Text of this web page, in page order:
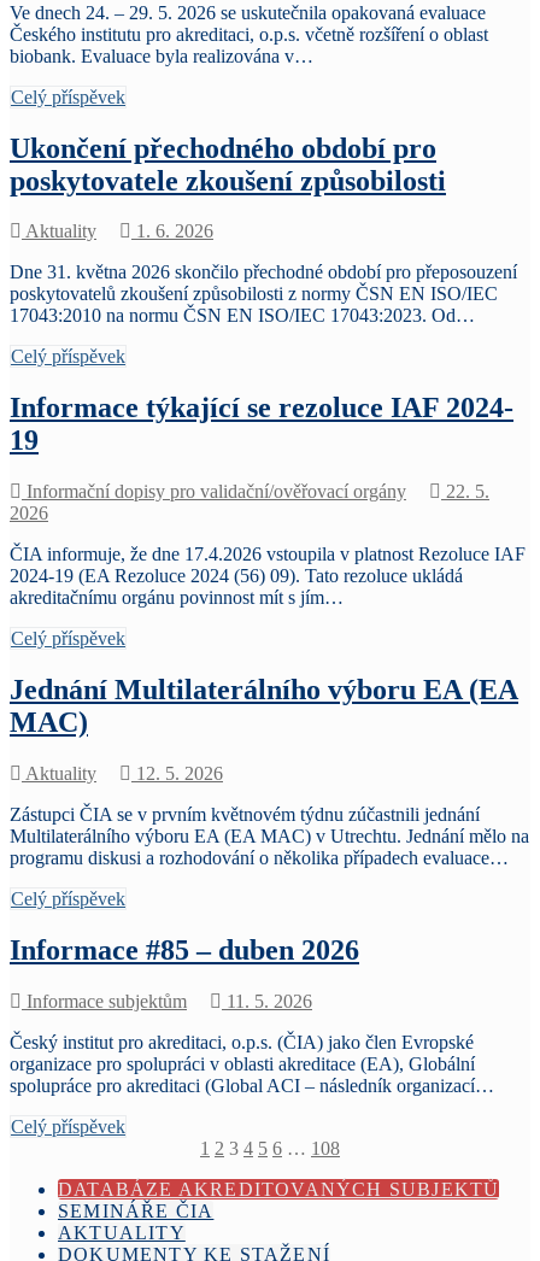
Ve dnech 24. – 29. 5. 2026 se uskutečnila opakovaná evaluace
Českého institutu pro akreditaci, o.p.s. včetně rozšíření o oblast
biobank. Evaluace byla realizována v…
Celý příspěvek
Ukončení přechodného období pro
poskytovatele zkoušení způsobilosti
Aktuality
1. 6. 2026
Dne 31. května 2026 skončilo přechodné období pro přeposouzení
poskytovatelů zkoušení způsobilosti z normy ČSN EN ISO/IEC
17043:2010 na normu ČSN EN ISO/IEC 17043:2023. Od…
Celý příspěvek
Informace týkající se rezoluce IAF 2024-
19
Informační dopisy pro validační/ověřovací orgány
22. 5.
2026
ČIA informuje, že dne 17.4.2026 vstoupila v platnost Rezoluce IAF
2024-19 (EA Rezoluce 2024 (56) 09). Tato rezoluce ukládá
akreditačnímu orgánu povinnost mít s jím…
Celý příspěvek
Jednání Multilaterálního výboru EA (EA
MAC)
Aktuality
12. 5. 2026
Zástupci ČIA se v prvním květnovém týdnu zúčastnili jednání
Multilaterálního výboru EA (EA MAC) v Utrechtu. Jednání mělo na
programu diskusi a rozhodování o několika případech evaluace…
Celý příspěvek
Informace #85 – duben 2026
Informace subjektům
11. 5. 2026
Český institut pro akreditaci, o.p.s. (ČIA) jako člen Evropské
organizace pro spolupráci v oblasti akreditace (EA), Globální
spolupráce pro akreditaci (Global ACI – následník organizací…
Celý příspěvek
příspěvků
1 2 3 4 5 6 … 108
DATABÁZE AKREDITOVANÝCH SUBJEKTŮ
SEMINÁŘE ČIA
AKTUALITY
DOKUMENTY KE STAŽENÍ